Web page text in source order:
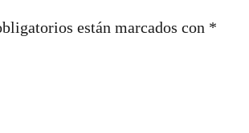
están marcados con *